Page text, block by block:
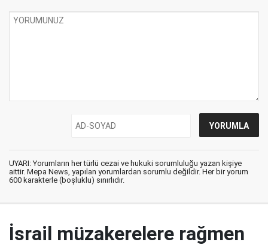
UYARI: Yorumların her türlü cezai ve hukuki sorumluluğu yazan kişiye
aittir. Mepa News, yapılan yorumlardan sorumlu değildir. Her bir yorum
600 karakterle (boşluklu) sınırlıdır.
İsrail müzakerelere rağmen